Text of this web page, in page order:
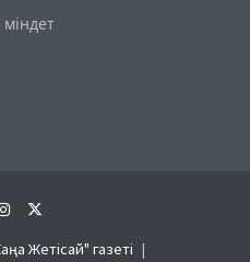
Жетісай" газеті